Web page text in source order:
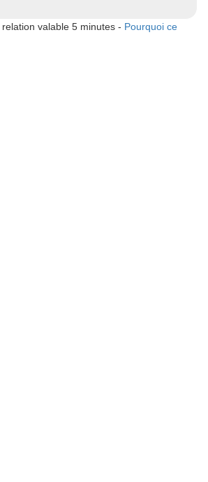
valable 5 minutes - Pourquoi ce